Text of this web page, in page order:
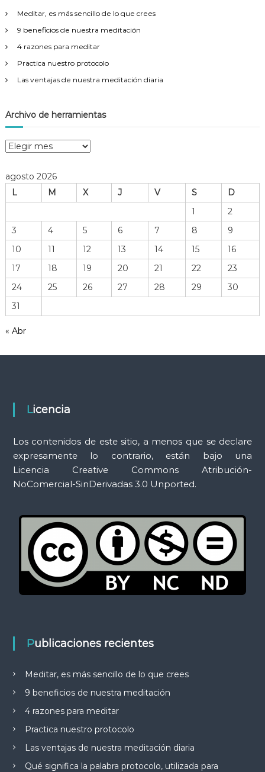
:
Meditar, es más sencillo de lo que crees
9 beneficios de nuestra meditación
4 razones para meditar
Practica nuestro protocolo
Las ventajas de nuestra meditación diaria
Archivo de herramientas
A
h
o
h
r
m
i
n
agosto 2026
L
M X J V S
D
1
2
3
4 5 6 7 8
9
10
11 12 13 14 15
16
17
18 19 20 21 22
23
24
25 26 27 28 29
30
31
« Abr
Licencia
Los contenidos de este sitio, a menos que se declare
expresamente lo contrario, están bajo una
Licencia Creative Commons Atribución-
NoComercial-SinDerivadas 3.0 Unported.
Publicaciones recientes
Meditar, es más sencillo de lo que crees
9 beneficios de nuestra meditación
4 razones para meditar
Practica nuestro protocolo
Las ventajas de nuestra meditación diaria
Qué significa la palabra protocolo, utilizada para